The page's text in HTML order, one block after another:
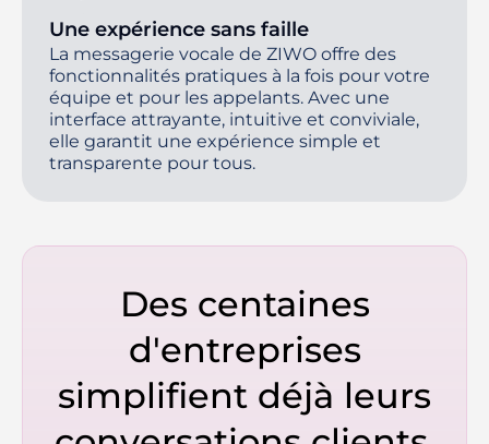
Une expérience sans faille
La messagerie vocale de ZIWO offre des
fonctionnalités pratiques à la fois pour votre
équipe et pour les appelants. Avec une
interface attrayante, intuitive et conviviale,
elle garantit une expérience simple et
transparente pour tous.
Des centaines
d'entreprises
simplifient déjà leurs